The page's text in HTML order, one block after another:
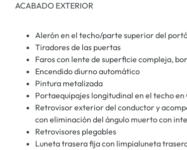
ACABADO EXTERIOR
Alerón en el techo/parte superior del
Tiradores de las puertas
Faros con lente de superficie compleja,
Encendido diurno automático
Pintura metalizada
Portaequipajes longitudinal en el techo
Retrovisor exterior del conductor y
con eliminación del ángulo muerto con
Retrovisores plegables
Luneta trasera fija con limpialuneta